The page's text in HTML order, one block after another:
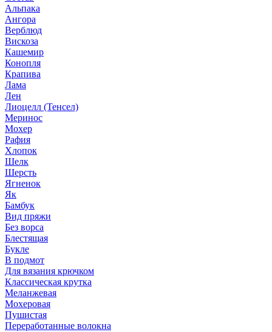
Альпака
Ангора
Верблюд
Вискоза
Кашемир
Конопля
Крапива
Лама
Лен
Лиоцелл (Тенсел)
Меринос
Мохер
Рафия
Хлопок
Шелк
Шерсть
Ягненок
Як
Бамбук
Вид пряжи
Без ворса
Блестящая
Букле
В подмот
Для вязания крючком
Классическая крутка
Меланжевая
Мохеровая
Пушистая
Переработанные волокна